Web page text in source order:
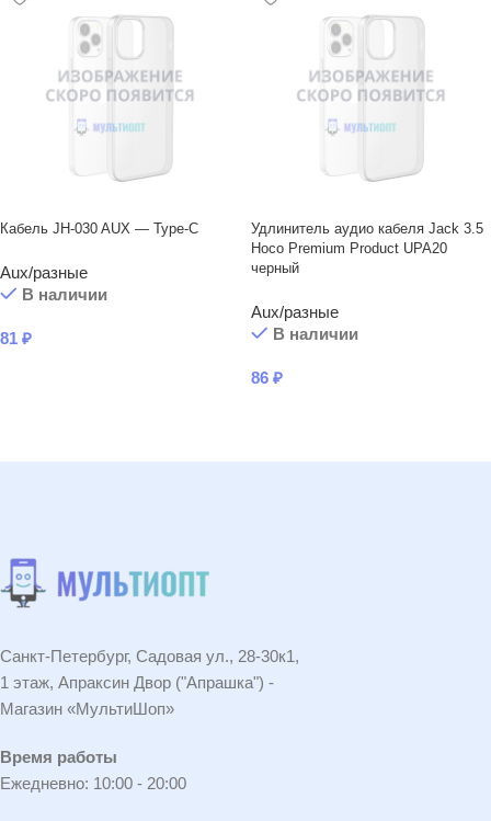
Кабель JH-030 AUX — Type-C
Aux/разные
В наличии
81 ₽
Удлинитель аудио кабеля Jack 3.5
Hoco Premium Product UPA20
черный
Aux/разные
В наличии
86 ₽
Санкт-Петербург, Садовая ул., 28-30к1,
1 этаж, Апраксин Двор ("Апрашка") -
Магазин «МультиШоп»
Время работы
Ежедневно: 10:00 - 20:00